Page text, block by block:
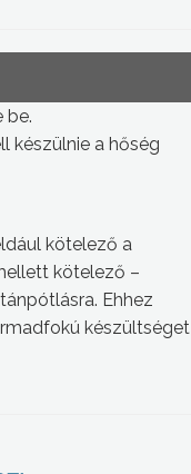
be.
készülnie a hőség
kötelező a
kötelező –
Ehhez
készültséget